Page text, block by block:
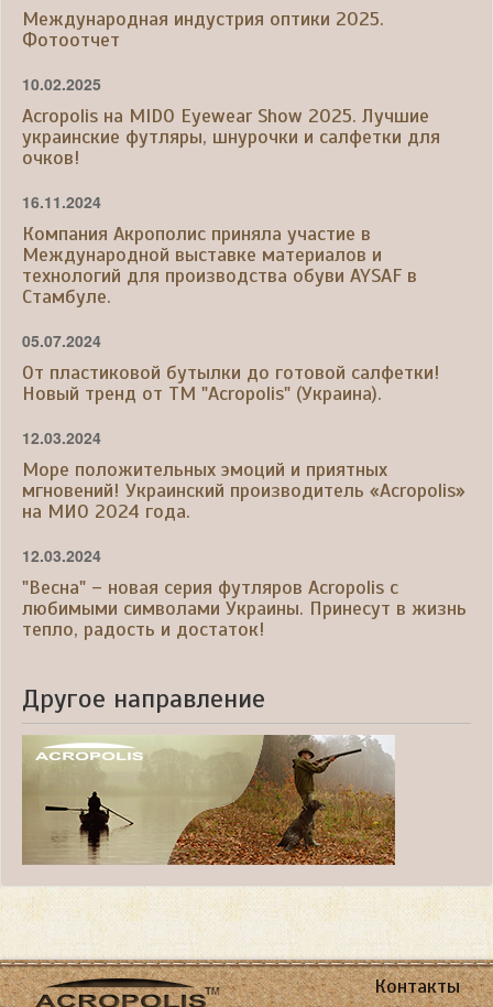
Международная индустрия оптики 2025.
Фотоотчет
10.02.2025
Acropolis на MIDO Eyewear Show 2025. Лучшие
украинские футляры, шнурочки и салфетки для
очков!
16.11.2024
Компания Акрополис приняла участие в
Международной выставке материалов и
технологий для производства обуви AYSAF в
Стамбуле.
05.07.2024
От пластиковой бутылки до готовой салфетки!
Новый тренд от ТМ "Acropolis" (Украина).
12.03.2024
Море положительных эмоций и приятных
мгновений! Украинский производитель «Acropolis»
на МИО 2024 года.
12.03.2024
"Весна" – новая серия футляров Acropolis с
любимыми символами Украины. Принесут в жизнь
тепло, радость и достаток!
Другое направление
Контакты